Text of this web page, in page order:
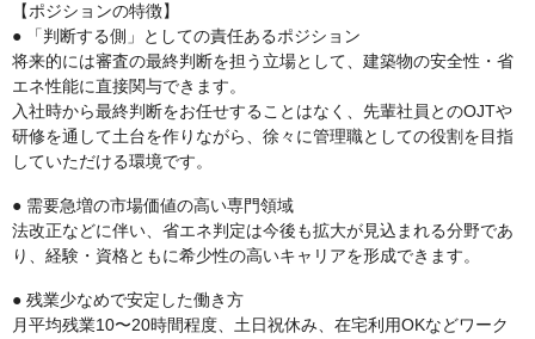
【ポジションの特徴】
● 「判断する側」としての責任あるポジション
将来的には審査の最終判断を担う立場として、建築物の安全性・省
エネ性能に直接関与できます。
入社時から最終判断をお任せすることはなく、先輩社員とのOJTや
研修を通して土台を作りながら、徐々に管理職としての役割を目指
していただける環境です。
● 需要急増の市場価値の高い専門領域
法改正などに伴い、省エネ判定は今後も拡大が見込まれる分野であ
り、経験・資格ともに希少性の高いキャリアを形成できます。
● 残業少なめで安定した働き方
月平均残業10〜20時間程度、土日祝休み、在宅利用OKなどワーク